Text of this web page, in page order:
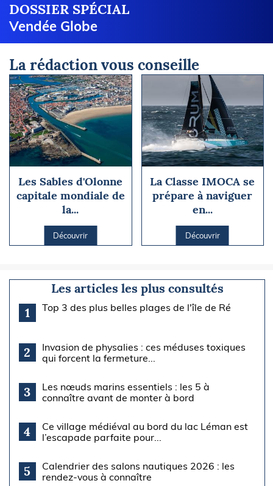
DOSSIER SPÉCIAL
Vendée Globe
La rédaction vous conseille
Les Sables d'Olonne
capitale mondiale de
la...
Découvrir
La Classe IMOCA se
prépare à naviguer
en...
Découvrir
Les articles les plus consultés
1
Top 3 des plus belles plages de l'île de Ré
2
Invasion de physalies : ces méduses toxiques
qui forcent la fermeture...
3
Les nœuds marins essentiels : les 5 à
connaître avant de monter à bord
4
Ce village médiéval au bord du lac Léman est
l’escapade parfaite pour...
5
Calendrier des salons nautiques 2026 : les
rendez-vous à connaître